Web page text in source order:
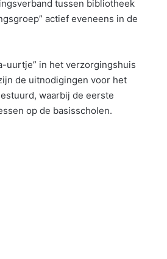
tussen bibliotheek
actief eveneens in de
uurtje” in het verzorgingshuis
de uitnodigingen voor het
waarbij de eerste
op de basisscholen.